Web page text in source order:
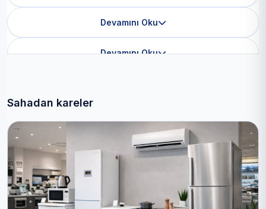
Devamını Oku
Devamını Oku
Sahadan kareler